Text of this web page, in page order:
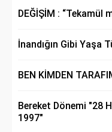
DEĞİŞİM : “Tekamül
İnandığın Gibi Yaşa
BEN KİMDEN
Bereket Dönemi "28
1997"